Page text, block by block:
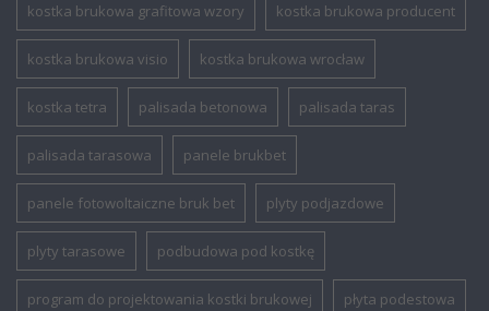
kostka brukowa grafitowa wzory kostka brukowa producent
kostka brukowa visio kostka brukowa wrocław
kostka tetra palisada betonowa palisada taras
palisada tarasowa panele brukbet
panele fotowoltaiczne bruk bet plyty podjazdowe
plyty tarasowe podbudowa pod kostkę
program do projektowania kostki brukowej płyta podestowa